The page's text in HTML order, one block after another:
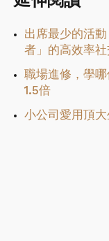
出席最少的活
者」的高效率社
職場進修，學
1.5倍
小公司愛用頂